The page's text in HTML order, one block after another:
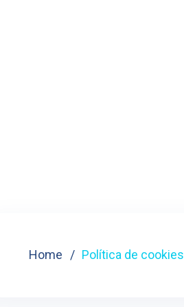
Home Política de cookies